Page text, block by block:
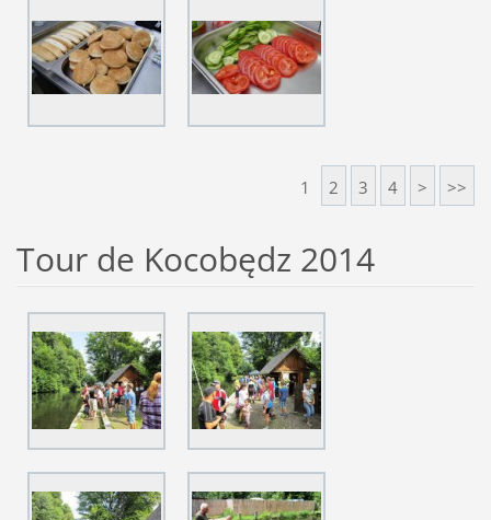
1 2 3 4 > >>
Tour de Kocobędz 2014